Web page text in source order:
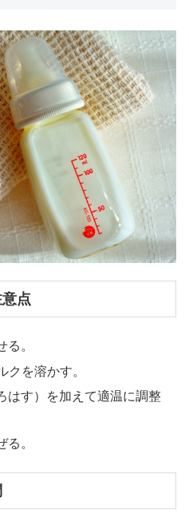
点
。
を溶かす。
はす）を加えて適温に調整
。